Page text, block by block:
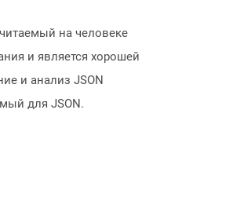
на человеке
и является хорошей
и анализ JSON
для JSON.